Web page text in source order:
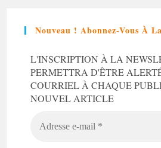
Nouveau ! Abonnez-Vous À
L'INSCRIPTION À LA
PERMETTRA D'ÊTRE
COURRIEL À CHAQUE
NOUVEL ARTICLE